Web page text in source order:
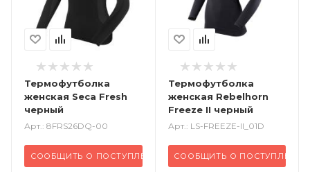
Термофутболка
женская Seca Fresh
черный
Арт.: 8FRS26DQ-00
СООБЩИТЬ О ПОСТУПЛЕНИИ
Термофутболка
женская Rebelhorn
Freeze II черный
Арт.: LS-FREEZE-II_01D
СООБЩИТЬ О ПОСТУПЛЕНИИ